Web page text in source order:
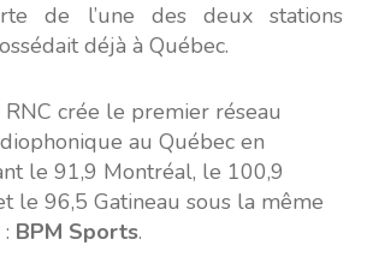
de l’une des deux stations
déjà à Québec.
RNC crée le premier réseau
au Québec en
le 91,9 Montréal, le 100,9
le 96,5 Gatineau sous la même
BPM Sports.